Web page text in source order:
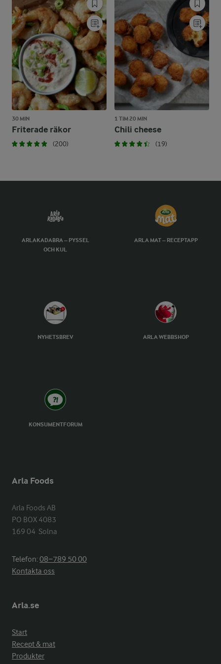
30 MIN
Friterade räkor
(200)
1 TIM 20 MIN
Chili cheese
(19)
ARLAKADABRA – PYSSEL
OCH KUL
ARLA MAT – RECEPTAPP
NYHETSBREV ARLA WEBBSHOP
KONSUMENTFORUM
Arla Foods
Arla Foods AB
PO BOX 4083
169 04  Solna
Telefon:08−789 50 00
Kontakta oss
Arla.se
Start
Recept & mat
Produkter